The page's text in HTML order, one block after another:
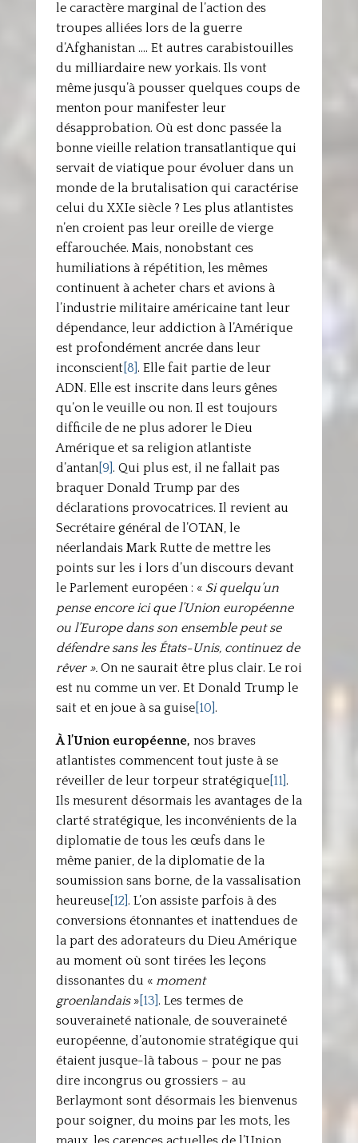
le caractère marginal de l’action des
troupes alliées lors de la guerre
d’Afghanistan …. Et autres carabistouilles
du milliardaire new yorkais. Ils vont
même jusqu’à pousser quelques coups de
menton pour manifester leur
désapprobation. Où est donc passée la
bonne vieille relation transatlantique qui
servait de viatique pour évoluer dans un
monde de la brutalisation qui caractérise
celui du XXIe siècle ? Les plus atlantistes
n’en croient pas leur oreille de vierge
effarouchée. Mais, nonobstant ces
humiliations à répétition, les mêmes
continuent à acheter chars et avions à
l’industrie militaire américaine tant leur
dépendance, leur addiction à l’Amérique
est profondément ancrée dans leur
inconscient[8]. Elle fait partie de leur
ADN. Elle est inscrite dans leurs gênes
qu’on le veuille ou non. Il est toujours
difficile de ne plus adorer le Dieu
Amérique et sa religion atlantiste
d’antan[9]. Qui plus est, il ne fallait pas
braquer Donald Trump par des
déclarations provocatrices. Il revient au
Secrétaire général de l’OTAN, le
néerlandais Mark Rutte de mettre les
points sur les i lors d’un discours devant
le Parlement européen : « Si quelqu’un
pense encore ici que l’Union européenne
ou l’Europe dans son ensemble peut se
défendre sans les États-Unis, continuez de
rêver ». On ne saurait être plus clair. Le roi
est nu comme un ver. Et Donald Trump le
sait et en joue à sa guise[10].
À l’Union européenne, nos braves
atlantistes commencent tout juste à se
réveiller de leur torpeur stratégique[11].
Ils mesurent désormais les avantages de la
clarté stratégique, les inconvénients de la
diplomatie de tous les œufs dans le
même panier, de la diplomatie de la
soumission sans borne, de la vassalisation
heureuse[12]. L’on assiste parfois à des
conversions étonnantes et inattendues de
la part des adorateurs du Dieu Amérique
au moment où sont tirées les leçons
dissonantes du « moment
groenlandais»[13]. Les termes de
souveraineté nationale, de souveraineté
européenne, d’autonomie stratégique qui
étaient jusque-là tabous – pour ne pas
dire incongrus ou grossiers – au
Berlaymont sont désormais les bienvenus
pour soigner, du moins par les mots, les